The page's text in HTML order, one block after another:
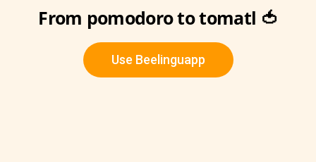
From pomodoro to tomatl 🍅
Use Beelinguapp